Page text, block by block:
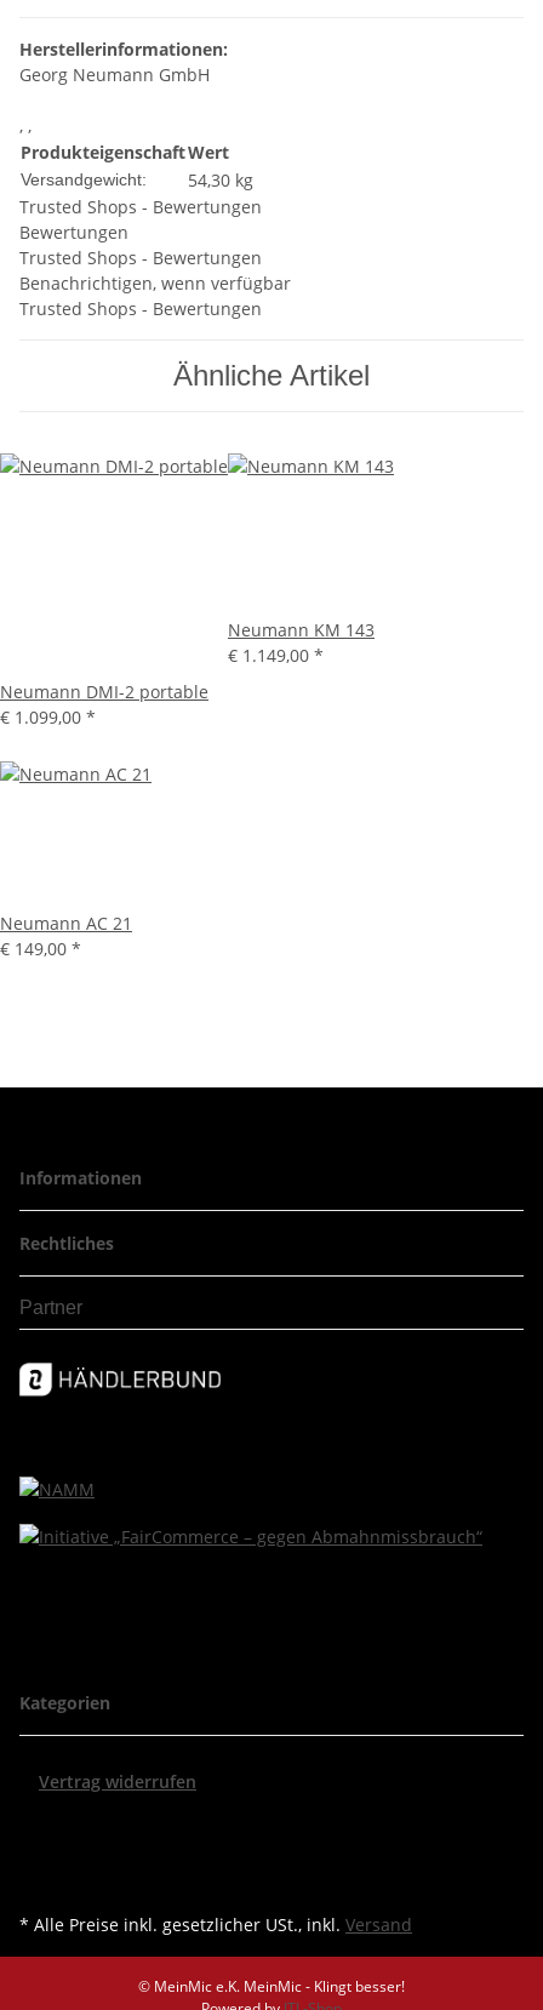
Herstellerinformationen:
Georg Neumann GmbH
, ,
ProdukteigenschaftWert
Versandgewicht:
54,30 kg
Trusted Shops - Bewertungen
Bewertungen
Trusted Shops - Bewertungen
Benachrichtigen, wenn verfügbar
Trusted Shops - Bewertungen
Ähnliche Artikel
Neumann DMI-2 portable
€ 1.099,00 *
Neumann KM 143
€ 1.149,00 *
Neumann AC 21
€ 149,00 *
Informationen
Rechtliches
Partner
Kategorien
Vertrag widerrufen
* Alle Preise inkl. gesetzlicher USt., inkl. Versand
© MeinMic e.K. MeinMic - Klingt besser!